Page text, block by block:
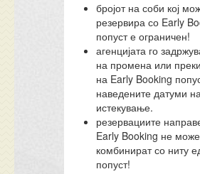
бројот на соби кој
резервира со Early
попуст е ограничен!
агенцијата го
на промена или
на Early Booking
наведените датуми
истекување.
резервациите
Early Booking не
комбинират со ниту
попуст!